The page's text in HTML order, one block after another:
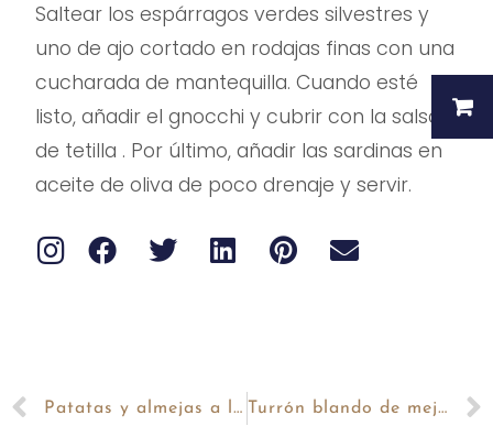
Saltear los espárragos verdes silvestres y
uno de ajo cortado en rodajas finas con una
cucharada de mantequilla. Cuando esté
listo, añadir el gnocchi y cubrir con la salsa
de tetilla . Por último, añadir las sardinas en
aceite de oliva de poco drenaje y servir.
Patatas y almejas a la marinera Turrón blando de mejillones y atún claro